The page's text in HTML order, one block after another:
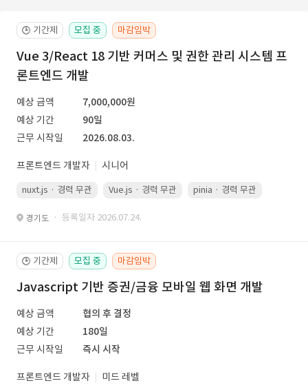
🕒 기간제 모집 중 마감임박
Vue 3/React 18 기반 커머스 및 권한 관리 시스템 프
론트엔드 개발
예상 금액
7,000,000원
예상 기간
90일
근무 시작일
2026.08.03.
프론트엔드 개발자 시니어
nuxt.js · 경력 무관 Vue.js · 경력 무관 pinia · 경력 무관
경기도 · 등록일자 2026.07.24.
🕒 기간제 모집 중 마감임박
Javascript 기반 증권/금융 모바일 웹 화면 개발
예상 금액
협의 후 결정
예상 기간
180일
근무 시작일
즉시 시작
프론트엔드 개발자 미드 레벨